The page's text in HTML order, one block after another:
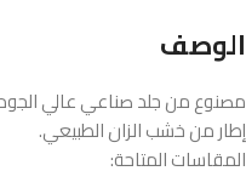
الوصف
مصنوع من جلد صناعي عالي
إطار من خشب الزان الطبيعي.
المقاسات المتاحة: